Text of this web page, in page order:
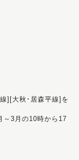
][大秋･居森平線]を
～3月の10時から17